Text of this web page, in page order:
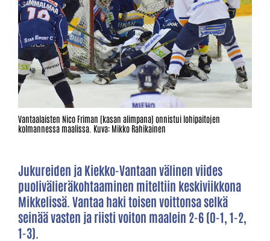
Vantaalaisten Nico Friman (kasan alimpana) onnistui lohipaitojen
kolmannessa maalissa. Kuva: Mikko Rahikainen
Jukureiden ja Kiekko-Vantaan välinen viides
puolivälieräkohtaaminen miteltiin keskiviikkona
Mikkelissä. Vantaa haki toisen voittonsa selkä
seinää vasten ja riisti voiton maalein 2-6 (0-1, 1-2,
1-3).